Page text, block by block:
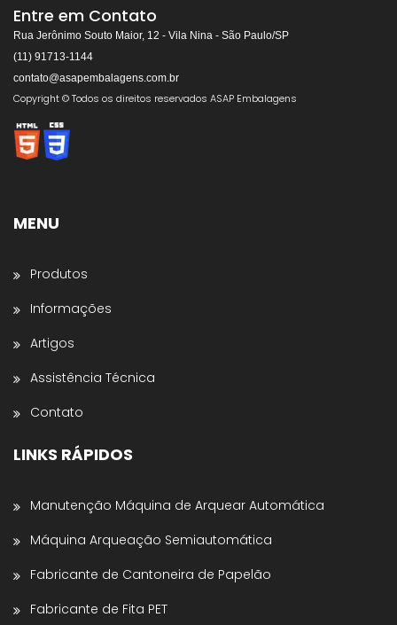
Respondemos rapidamente
👋Olá! Bem-vindo!
Somos especialistas em
Envolvedoras, Filme Stretch, Fitas de Arquear,
Selos para Fitas de Arquear, Aplicador de Filme
Preencha os dados abaixo e o atendimento
Nome da Empresa *
Estado *
Enviar para WhatsApp
Entre em Contato
Rua Jerônimo Souto Maior, 12 - Vila Nina - São Paulo/SP
(11) 91713-1144
contato@asapembalagens.com.br
Copyright © Todos os direitos reservados ASAP Embalagens
MENU
Produtos
Informações
Artigos
Assistência Técnica
Contato
LINKS RÁPIDOS
Manutenção Máquina de Arquear Automática
Máquina Arqueação Semiautomática
Fabricante de Cantoneira de Papelão
Fabricante de Fita PET